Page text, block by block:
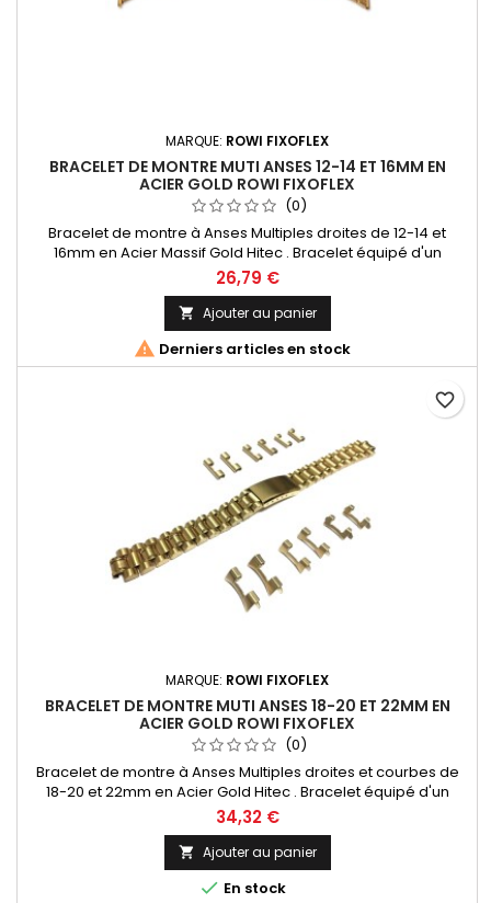
MARQUE: ROWI FIXOFLEX
BRACELET DE MONTRE MUTI ANSES 12-14 ET 16MM EN
ACIER GOLD ROWI FIXOFLEX
(0)
Bracelet de montre à Anses Multiples droites de 12-14 et
16mm en Acier Massif Gold Hitec . Bracelet équipé d'un
fermoir déployant avec barre de sureté (Flip-Lock) ajustable
2 points Entre-cornes droites adaptable à tous types et
marques de montres. Bracelet Original de la marque ROWI
FIXOFLEX Made In Germany Since 1885
26,79 €
 Ajouter au panier
 Derniers articles en stock
MARQUE: ROWI FIXOFLEX
BRACELET DE MONTRE MUTI ANSES 18-20 ET 22MM EN
ACIER GOLD ROWI FIXOFLEX
(0)
Bracelet de montre à Anses Multiples droites et courbes de
18-20 et 22mm en Acier Gold Hitec . Bracelet équipé d'un
fermoir déployant ajustable 7 points Entre-cornes droites et
courbes adaptable à tous types et marques de montres.
Bracelet Original de la marque ROWI FIXOFLEX Made In
Germany Since 1885
34,32 €
 Ajouter au panier
 En stock
favorite_border